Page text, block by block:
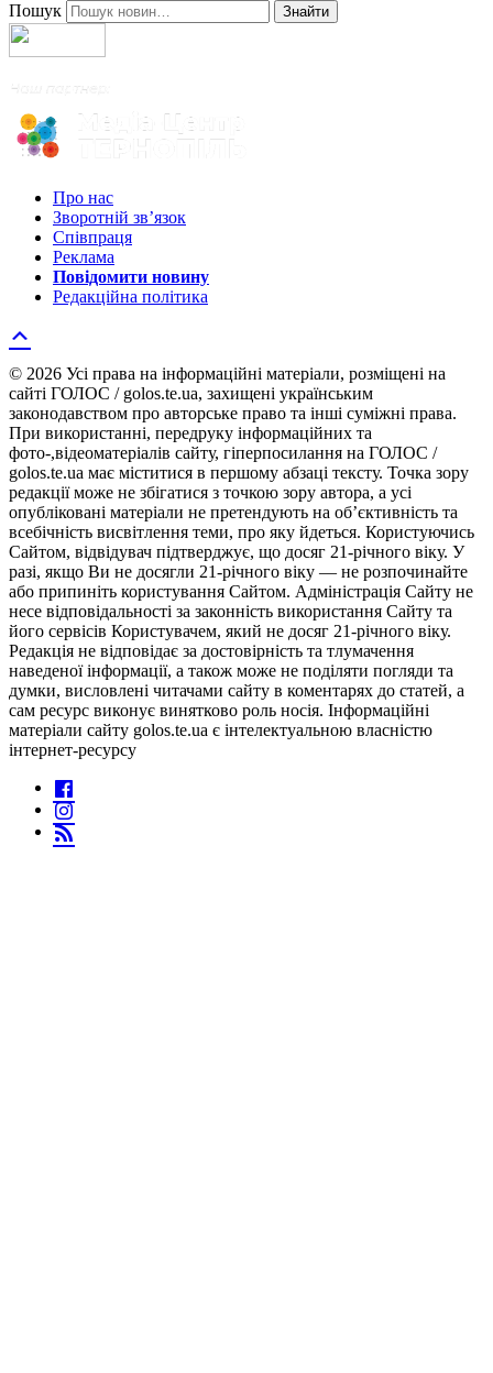
Пошук Знайти
Про нас
Зворотній зв’язок
Співпраця
Реклама
Повідомити новину
Редакційна політика
© 2026 Усі права на інформаційні матеріали, розміщені на
сайті ГОЛОС / golos.te.ua, захищені українським
законодавством про авторське право та інші суміжні права.
При використанні, передруку інформаційних та
фото-,відеоматеріалів сайту, гіперпосилання на ГОЛОС /
golos.te.ua має міститися в першому абзаці тексту. Точка зору
редакції може не збігатися з точкою зору автора, а усі
опубліковані матеріали не претендують на об’єктивність та
всебічність висвітлення теми, про яку йдеться. Користуючись
Сайтом, відвідувач підтверджує, що досяг 21-річного віку. У
разі, якщо Ви не досягли 21-річного віку — не розпочинайте
або припиніть користування Сайтом. Адміністрація Сайту не
несе відповідальності за законність використання Сайту та
його сервісів Користувачем, який не досяг 21-річного віку.
Редакція не відповідає за достовірність та тлумачення
наведеної інформації, а також може не поділяти погляди та
думки, висловлені читачами сайту в коментарях до статей, а
сам ресурс виконує винятково роль носія. Інформаційні
матеріали сайту golos.te.ua є інтелектуальною власністю
інтернет-ресурсу